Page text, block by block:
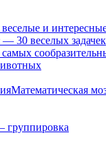
и интересные
— 30 веселых задачек
Математическая
группировка